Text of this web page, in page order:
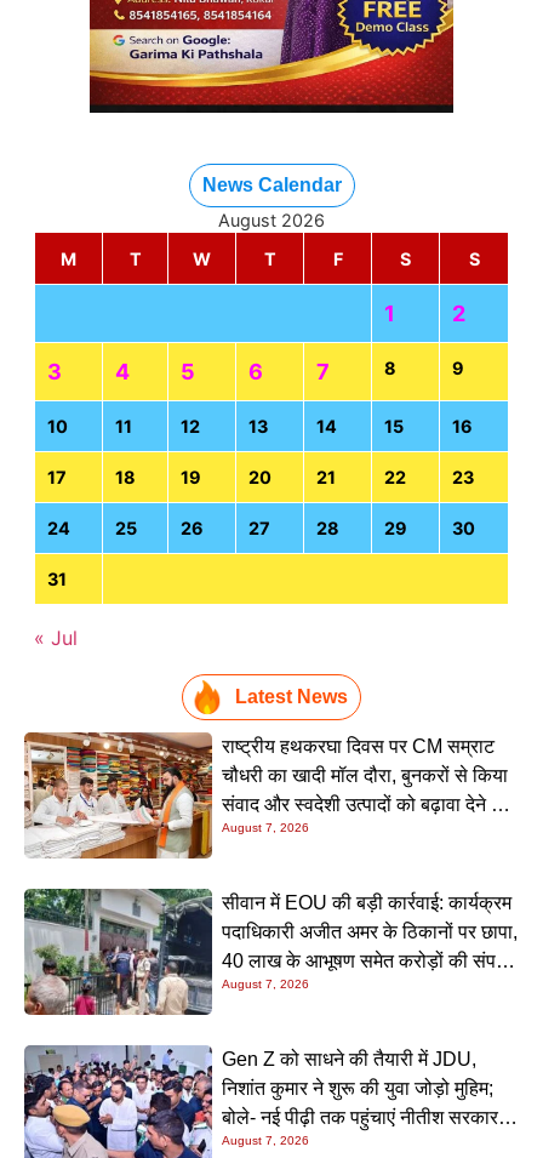
News Calendar
August 2026
M
T W T F S S
1 2
3 4 5 6 7 8 9
10 11 12 13 14 15 16
17 18 19 20 21 22 23
24 25 26 27 28 29 30
31
« Jul
Latest News
राष्ट्रीय हथकरघा दिवस पर CM सम्राट
चौधरी का खादी मॉल दौरा, बुनकरों से किया
संवाद और स्वदेशी उत्पादों को बढ़ावा देने की
अपील
August 7, 2026
सीवान में EOU की बड़ी कार्रवाई: कार्यक्रम
पदाधिकारी अजीत अमर के ठिकानों पर छापा,
40 लाख के आभूषण समेत करोड़ों की संपत्ति
की जांच शुरू
August 7, 2026
Gen Z को साधने की तैयारी में JDU,
निशांत कुमार ने शुरू की युवा जोड़ो मुहिम;
बोले- नई पीढ़ी तक पहुंचाएं नीतीश सरकार के
20 सालों के काम
August 7, 2026